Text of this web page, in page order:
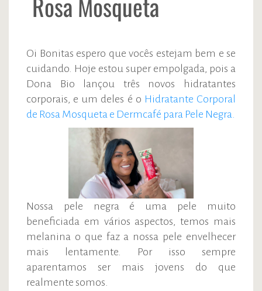
Oi Bonitas espero que vocês estejam bem e se
cuidando. Hoje estou super empolgada, pois a
Dona Bio lançou três novos hidratantes
corporais, e um deles é o Hidratante Corporal
de Rosa Mosqueta e Dermcafé para Pele Negra.
Nossa pele negra é uma pele muito
beneficiada em vários aspectos, temos mais
melanina o que faz a nossa pele envelhecer
mais lentamente. Por isso sempre
aparentamos ser mais jovens do que
realmente somos.